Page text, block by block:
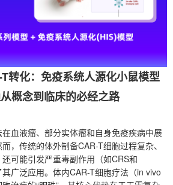
转化：免疫系统人源化小鼠模型
概念到临床的必经之路
血液瘤、部分实体瘤和自身免疫疾病中展
，传统的体外制备CAR-T细胞过程复杂、
可能引发严重毒副作用（如CRS和
广泛应用。体内CAR-T细胞疗法（in vivo